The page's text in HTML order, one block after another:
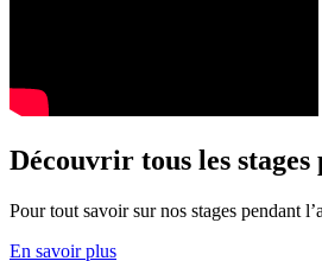
Découvrir tous les stages
Pour tout savoir sur nos stages pendant
En savoir plus